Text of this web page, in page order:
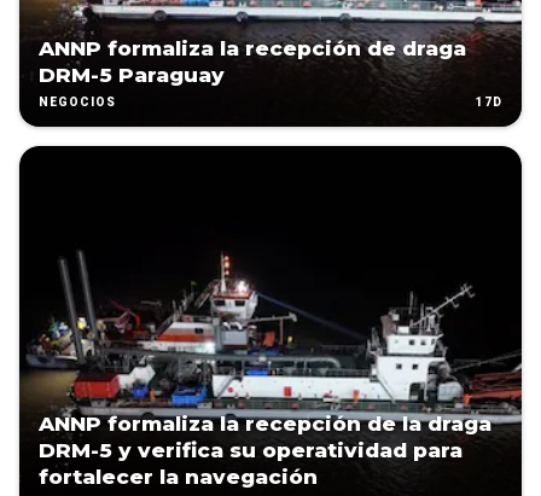
ANNP formaliza la recepción de draga
DRM-5 Paraguay
NEGOCIOS 17D
ANNP formaliza la recepción de la draga
DRM-5 y verifica su operatividad para
fortalecer la navegación